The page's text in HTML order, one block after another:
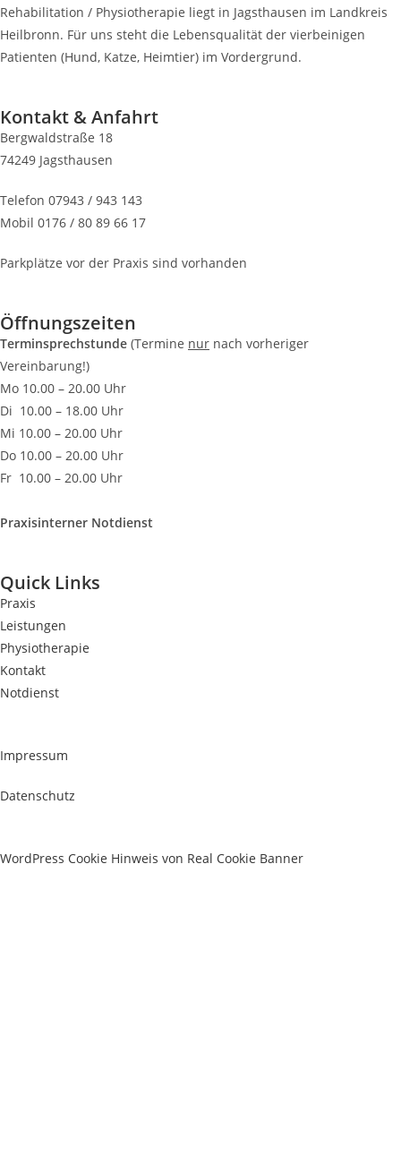
Rehabilitation / Physiotherapie liegt in Jagsthausen im Landkreis
Heilbronn. Für uns steht die Lebensqualität der vierbeinigen
Patienten (Hund, Katze, Heimtier) im Vordergrund.
Kontakt & Anfahrt
Bergwaldstraße 18
74249 Jagsthausen
Telefon 07943 / 943 143
Mobil 0176 / 80 89 66 17
Parkplätze vor der Praxis sind vorhanden
Öffnungszeiten
Terminsprechstunde (Termine nur nach vorheriger
Vereinbarung!)
Mo 10.00 – 20.00 Uhr
Di 10.00 – 18.00 Uhr
Mi 10.00 – 20.00 Uhr
Do 10.00 – 20.00 Uhr
Fr 10.00 – 20.00 Uhr
Praxisinterner Notdienst
Quick Links
Praxis
Leistungen
Physiotherapie
Kontakt
Notdienst
Impressum
Datenschutz
WordPress Cookie Hinweis von Real Cookie Banner